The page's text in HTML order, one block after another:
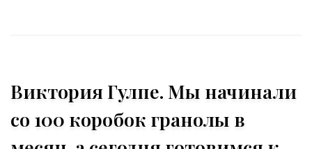
Виктория Гулпе. Мы начинали
со 100 коробок гранолы в